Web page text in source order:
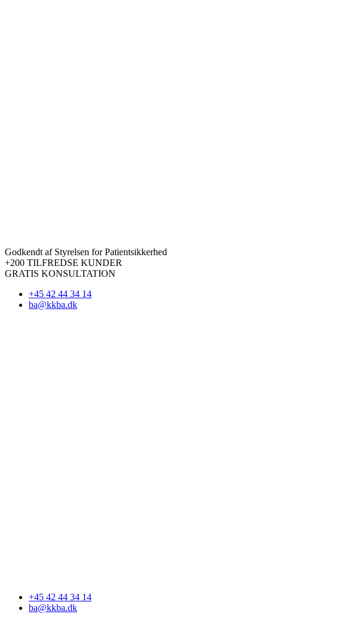
Godkendt af Styrelsen for Patientsikkerhed
+200 TILFREDSE KUNDER
GRATIS KONSULTATION
+45 42 44 34 14
ba@kkba.dk
+45 42 44 34 14
ba@kkba.dk